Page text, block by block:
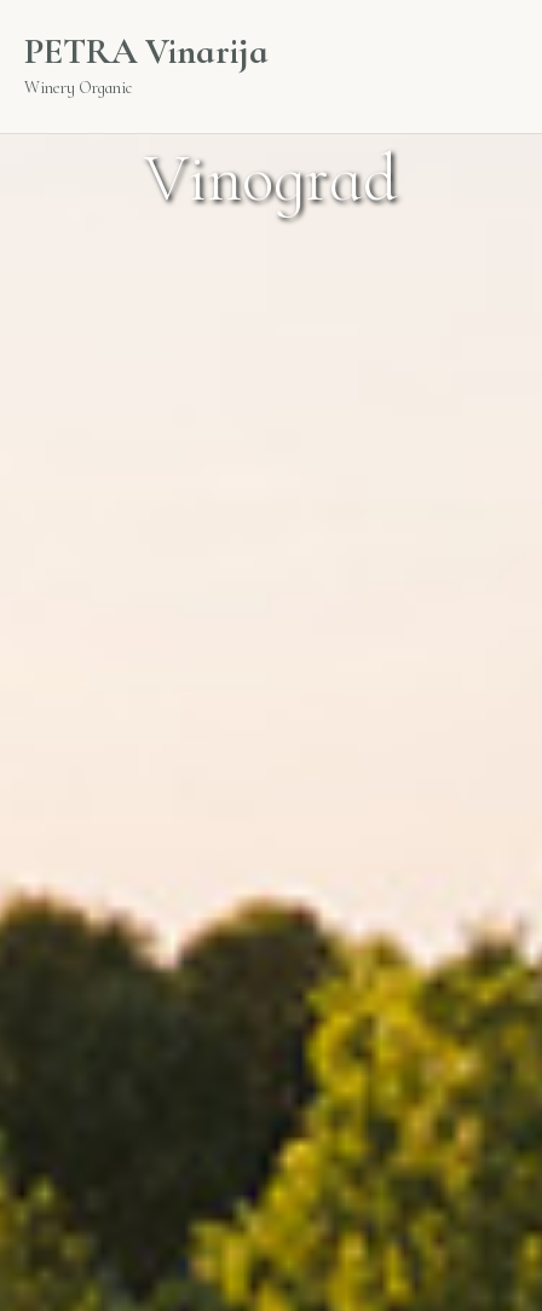
PETRA Vinarija
Winery Organic
Vinograd